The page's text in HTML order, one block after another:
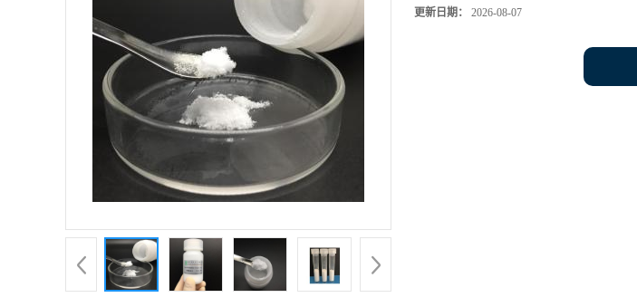
更新日期： 2026-08-07